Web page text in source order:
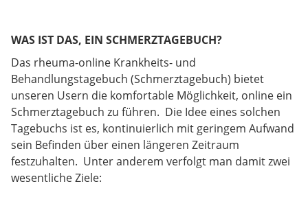
WAS IST DAS, EIN SCHMERZTAGEBUCH?
Das rheuma-online Krankheits- und
Behandlungstagebuch (Schmerztagebuch) bietet
unseren Usern die komfortable Möglichkeit, online ein
Schmerztagebuch zu führen. Die Idee eines solchen
Tagebuchs ist es, kontinuierlich mit geringem Aufwand
sein Befinden über einen längeren Zeitraum
festzuhalten. Unter anderem verfolgt man damit zwei
wesentliche Ziele: